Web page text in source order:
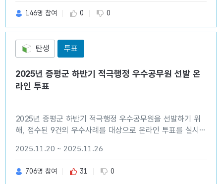
146명 참여 추천 수
0 비추천 수
0
탄생 투표
2025년 증평군 하반기 적극행정 우수공무원 선발 온
라인 투표
2025년 증평군 하반기 적극행정 우수공무원을 선발하기 위
해, 접수된 9건의 우수사례를 대상으로 온라인 투표를 실시하
~ 11. 26.(수) ○ 투표방법 : 9건의 우수사례 중 1건 선택 ※
2025.11.20 ~ 2025.11.26
706명 참여 추천 수
31 비추천 수
0